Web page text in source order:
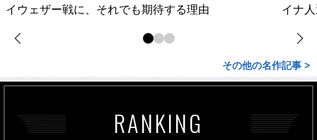
イウェザー戦に、それでも期待する理由
イナ
その他の名作記事 >
RANKING